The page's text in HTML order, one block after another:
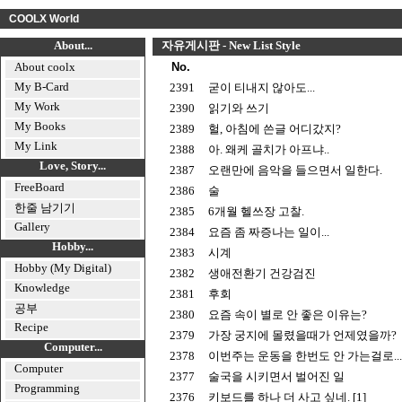
COOLX World
About...
About coolx
My B-Card
My Work
My Books
My Link
Love, Story...
FreeBoard
한줄 남기기
Gallery
Hobby...
Hobby (My Digital)
Knowledge
공부
Recipe
Computer...
Computer
Programming
자유게시판 - New List Style
No.
2391
굳이 티내지 않아도...
2390
읽기와 쓰기
2389
헐, 아침에 쓴글 어디갔지?
2388
아. 왜케 골치가 아프냐..
2387
오랜만에 음악을 들으면서 일한다.
2386
술
2385
6개월 헬쓰장 고찰.
2384
요즘 좀 짜증나는 일이...
2383
시계
2382
생애전환기 건강검진
2381
후회
2380
요즘 속이 별로 안 좋은 이유는?
2379
가장 궁지에 몰렸을때가 언제였을까?
2378
이번주는 운동을 한번도 안 가는걸로...
2377
술국을 시키면서 벌어진 일
2376
키보드를 하나 더 사고 싶네. [1]